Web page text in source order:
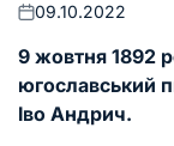
Оприлюднено
09.10.2022
9 жовтня 1892
югославський
Іво Андрич.